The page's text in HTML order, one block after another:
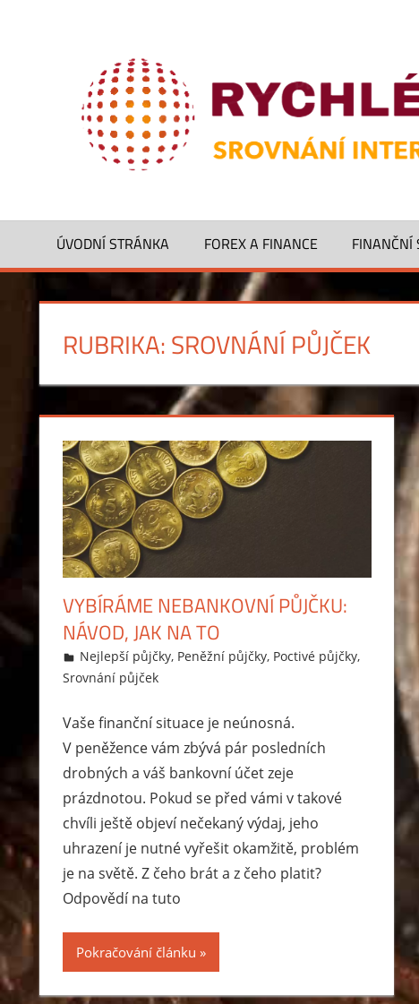
ÚVODNÍ STRÁNKA FOREX A FINANCE FINANČNÍ
RUBRIKA:SROVNÁNÍ PŮJČEK
VYBÍRÁME NEBANKOVNÍ PŮJČKU:
NÁVOD, JAK NA TO
15.3.2015
Markéta Svobodová
Nejlepší půjčky, Peněžní půjčky, Poctivé půjčky,
Srovnání půjček
Vaše finanční situace je neúnosná.
V peněžence vám zbývá pár posledních
drobných a váš bankovní účet zeje
prázdnotou. Pokud se před vámi v takové
chvíli ještě objeví nečekaný výdaj, jeho
uhrazení je nutné vyřešit okamžitě, problém
je na světě. Z čeho brát a z čeho platit?
Odpovědí na tuto
Pokračování článku